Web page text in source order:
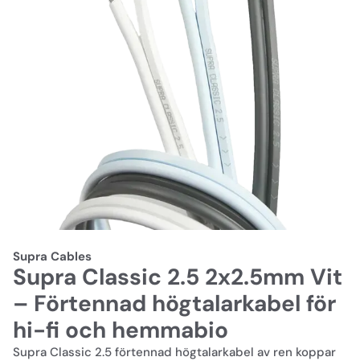
Supra Cables
Supra Classic 2.5 2x2.5mm Vit
– Förtennad högtalarkabel för
hi-fi och hemmabio
Supra Classic 2.5 förtennad högtalarkabel av ren koppar